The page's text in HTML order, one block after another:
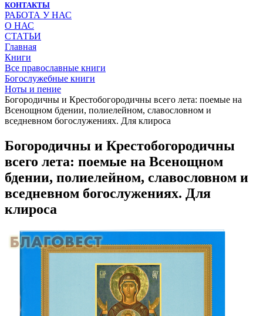
КОНТАКТЫ
РАБОТА У НАС
О НАС
СТАТЬИ
Главная
Книги
Все православные книги
Богослужебные книги
Ноты и пение
Богородичны и Крестобогородичны всего лета: поемые на
Всенощном бдении, полиелейном, славословном и
вседневном богослужениях. Для клироса
Богородичны и Крестобогородичны
всего лета: поемые на Всенощном
бдении, полиелейном, славословном и
вседневном богослужениях. Для
клироса